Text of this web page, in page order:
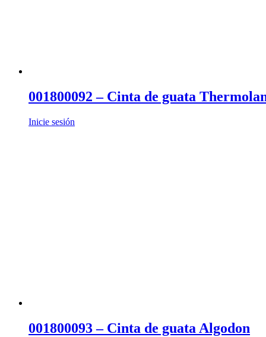
001800092 – Cinta de guata
Inicie sesión
001800093 – Cinta de guata Algodon